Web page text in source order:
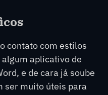
contato com estilos
aplicativo de
e de cara já soube
ser muito úteis para